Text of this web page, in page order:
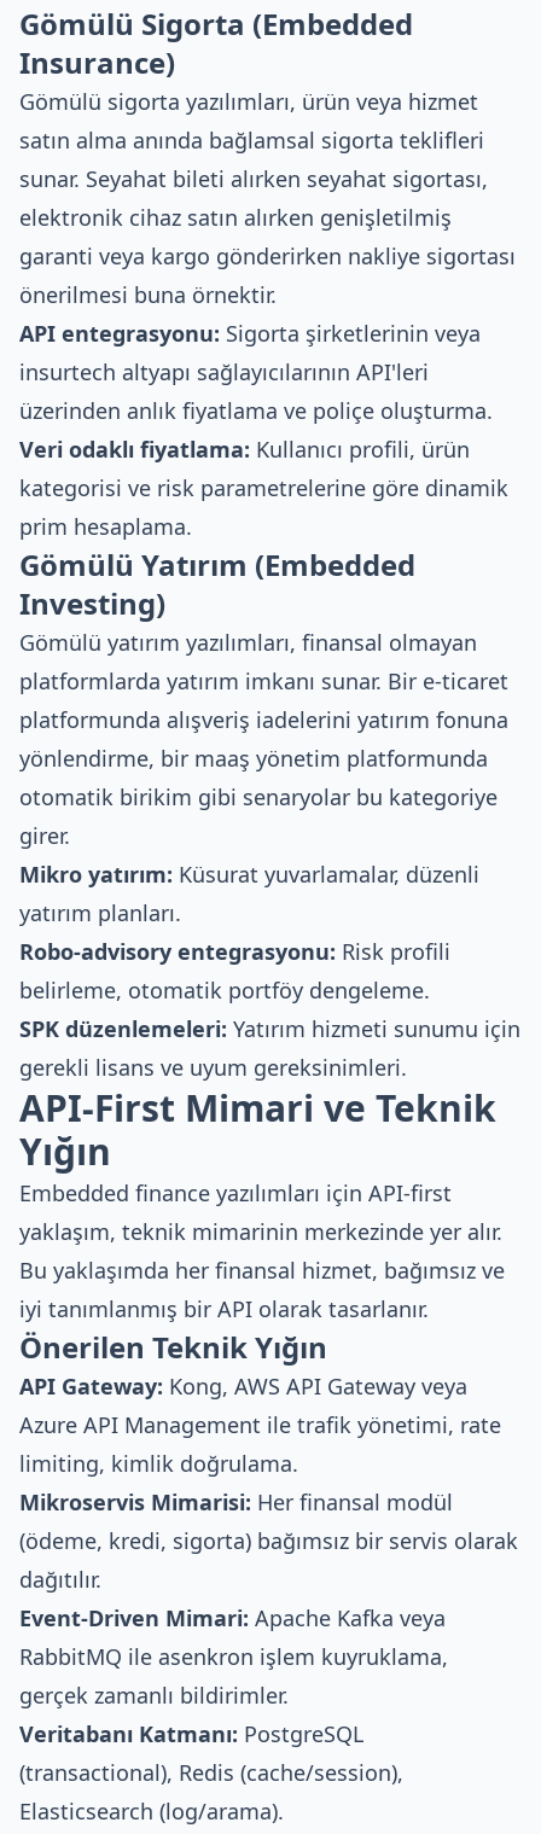
Gömülü Sigorta (Embedded
Insurance)
Gömülü sigorta yazılımları, ürün veya hizmet
satın alma anında bağlamsal sigorta teklifleri
sunar. Seyahat bileti alırken seyahat sigortası,
elektronik cihaz satın alırken genişletilmiş
garanti veya kargo gönderirken nakliye sigortası
önerilmesi buna örnektir.
API entegrasyonu: Sigorta şirketlerinin veya
insurtech altyapı sağlayıcılarının API'leri
üzerinden anlık fiyatlama ve poliçe oluşturma.
Veri odaklı fiyatlama: Kullanıcı profili, ürün
kategorisi ve risk parametrelerine göre dinamik
prim hesaplama.
Gömülü Yatırım (Embedded
Investing)
Gömülü yatırım yazılımları, finansal olmayan
platformlarda yatırım imkanı sunar. Bir e-ticaret
platformunda alışveriş iadelerini yatırım fonuna
yönlendirme, bir maaş yönetim platformunda
otomatik birikim gibi senaryolar bu kategoriye
girer.
Mikro yatırım: Küsurat yuvarlamalar, düzenli
yatırım planları.
Robo-advisory entegrasyonu: Risk profili
belirleme, otomatik portföy dengeleme.
SPK düzenlemeleri: Yatırım hizmeti sunumu için
gerekli lisans ve uyum gereksinimleri.
API-First Mimari ve Teknik
Yığın
Embedded finance yazılımları için API-first
yaklaşım, teknik mimarinin merkezinde yer alır.
Bu yaklaşımda her finansal hizmet, bağımsız ve
iyi tanımlanmış bir API olarak tasarlanır.
Önerilen Teknik Yığın
API Gateway: Kong, AWS API Gateway veya
Azure API Management ile trafik yönetimi, rate
limiting, kimlik doğrulama.
Mikroservis Mimarisi: Her finansal modül
(ödeme, kredi, sigorta) bağımsız bir servis olarak
dağıtılır.
Event-Driven Mimari: Apache Kafka veya
RabbitMQ ile asenkron işlem kuyruklama,
gerçek zamanlı bildirimler.
Veritabanı Katmanı: PostgreSQL
(transactional), Redis (cache/session),
Elasticsearch (log/arama).